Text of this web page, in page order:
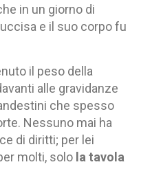
in un giorno di
e il suo corpo fu
il peso della
alle gravidanze
che spesso
Nessuno mai ha
di diritti; per lei
molti, solo la tavola